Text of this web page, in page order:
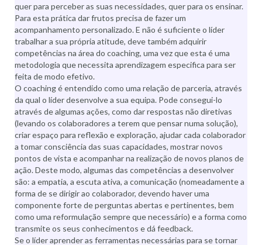
quer para perceber as suas necessidades, quer para os ensinar.
Para esta prática dar frutos precisa de fazer um
acompanhamento personalizado. E não é suficiente o líder
trabalhar a sua própria atitude, deve também adquirir
competências na área do coaching, uma vez que esta é uma
metodologia que necessita aprendizagem especifica para ser
feita de modo efetivo.
O coaching é entendido como uma relação de parceria, através
da qual o líder desenvolve a sua equipa. Pode consegui-lo
através de algumas ações, como dar respostas não diretivas
(levando os colaboradores a terem que pensar numa solução),
criar espaço para reflexão e exploração, ajudar cada colaborador
a tomar consciência das suas capacidades, mostrar novos
pontos de vista e acompanhar na realização de novos planos de
ação. Deste modo, algumas das competências a desenvolver
são: a empatia, a escuta ativa, a comunicação (nomeadamente a
forma de se dirigir ao colaborador, devendo haver uma
componente forte de perguntas abertas e pertinentes, bem
como uma reformulação sempre que necessário) e a forma como
transmite os seus conhecimentos e dá feedback.
Se o líder aprender as ferramentas necessárias para se tornar